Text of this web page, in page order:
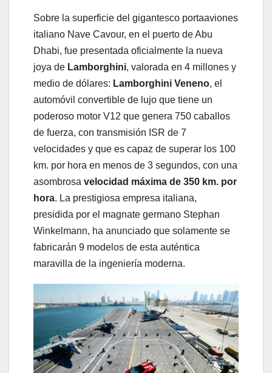
Sobre la superficie del gigantesco portaaviones
italiano Nave Cavour, en el puerto de Abu
Dhabi, fue presentada oficialmente la nueva
joya de Lamborghini, valorada en 4 millones y
medio de dólares: Lamborghini Veneno, el
automóvil convertible de lujo que tiene un
poderoso motor V12 que genera 750 caballos
de fuerza, con transmisión ISR de 7
velocidades y que es capaz de superar los 100
km. por hora en menos de 3 segundos, con una
asombrosa velocidad máxima de 350 km. por
hora. La prestigiosa empresa italiana,
presidida por el magnate germano Stephan
Winkelmann, ha anunciado que solamente se
fabricarán 9 modelos de esta auténtica
maravilla de la ingeniería moderna.